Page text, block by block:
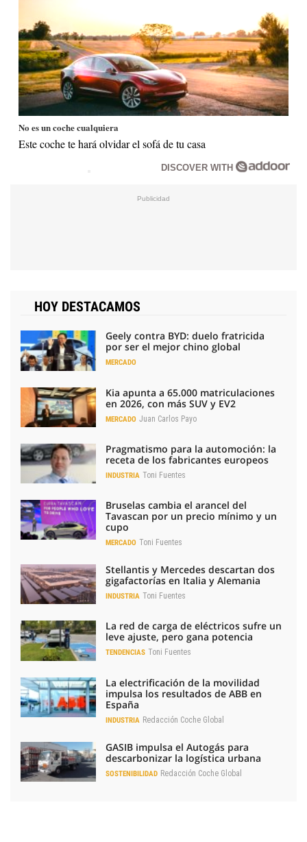
No es un coche cualquiera
Este coche te hará olvidar el sofá de tu casa
DISCOVER WITH
HOY DESTACAMOS
Geely contra BYD: duelo fratricida
por ser el mejor chino global
MERCADO
Kia apunta a 65.000 matriculaciones
en 2026, con más SUV y EV2
MERCADO Juan Carlos Payo
Pragmatismo para la automoción: la
receta de los fabricantes europeos
INDUSTRIA Toni Fuentes
Bruselas cambia el arancel del
Tavascan por un precio mínimo y un
cupo
MERCADO Toni Fuentes
Stellantis y Mercedes descartan dos
gigafactorías en Italia y Alemania
INDUSTRIA Toni Fuentes
La red de carga de eléctricos sufre un
leve ajuste, pero gana potencia
TENDENCIAS Toni Fuentes
La electrificación de la movilidad
impulsa los resultados de ABB en
España
INDUSTRIA Redacción Coche Global
GASIB impulsa el Autogás para
descarbonizar la logística urbana
SOSTENIBILIDAD Redacción Coche Global